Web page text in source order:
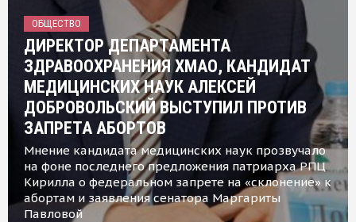
ОБЩЕСТВО
ДИРЕКТОР ДЕПАРТАМЕНТА
ЗДРАВООХРАНЕНИЯ ХМАО, КАНДИДАТ
МЕДИЦИНСКИХ НАУК АЛЕКСЕЙ
ДОБРОВОЛЬСКИЙ ВЫСТУПИЛ ПРОТИВ
ЗАПРЕТА АБОРТОВ
Мнение кандидата медицинских наук прозвучало
на фоне последнего предложения патриарха РПЦ
Кирилла о федеральном запрете на «склонение» к
абортам и заявления сенатора Маргариты
Павловой